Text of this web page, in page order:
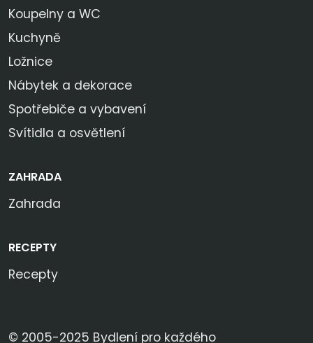
Koupelny a WC
Kuchyně
Ložnice
Nábytek a dekorace
Spotřebiče a vybavení
Svítidla a osvětlení
ZAHRADA
Zahrada
RECEPTY
Recepty
© 2005-2025 Bydlení pro každého